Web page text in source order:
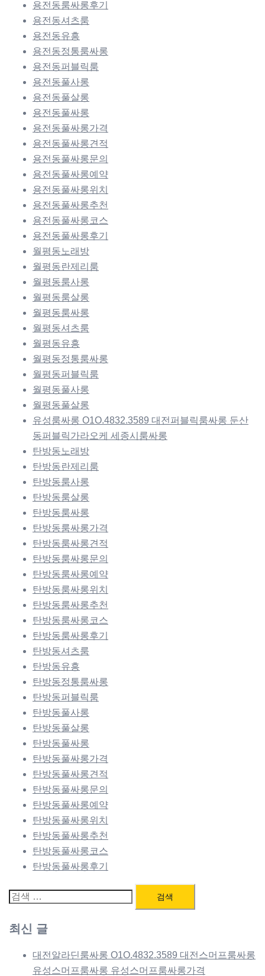
용전동룸싸롱후기
용전동셔츠룸
용전동유흥
용전동정통룸싸롱
용전동퍼블릭룸
용전동풀사롱
용전동풀살롱
용전동풀싸롱
용전동풀싸롱가격
용전동풀싸롱견적
용전동풀싸롱문의
용전동풀싸롱예약
용전동풀싸롱위치
용전동풀싸롱추천
용전동풀싸롱코스
용전동풀싸롱후기
월평동노래방
월평동란제리룸
월평동룸사롱
월평동룸살롱
월평동룸싸롱
월평동셔츠룸
월평동유흥
월평동정통룸싸롱
월평동퍼블릭룸
월평동풀사롱
월평동풀살롱
유성룸싸롱 O1O.4832.3589 대전퍼블릭룸싸롱 둔산
동퍼블릭가라오케 세종시룸싸롱
탄방동노래방
탄방동란제리룸
탄방동룸사롱
탄방동룸살롱
탄방동룸싸롱
탄방동룸싸롱가격
탄방동룸싸롱견적
탄방동룸싸롱문의
탄방동룸싸롱예약
탄방동룸싸롱위치
탄방동룸싸롱추천
탄방동룸싸롱코스
탄방동룸싸롱후기
탄방동셔츠룸
탄방동유흥
탄방동정통룸싸롱
탄방동퍼블릭룸
탄방동풀사롱
탄방동풀살롱
탄방동풀싸롱
탄방동풀싸롱가격
탄방동풀싸롱견적
탄방동풀싸롱문의
탄방동풀싸롱예약
탄방동풀싸롱위치
탄방동풀싸롱추천
탄방동풀싸롱코스
탄방동풀싸롱후기
검
최신 글
대전알라딘룸싸롱 O1O.4832.3589 대전스머프룸싸롱
유성스머프룸싸롱 유성스머프룸싸롱가격